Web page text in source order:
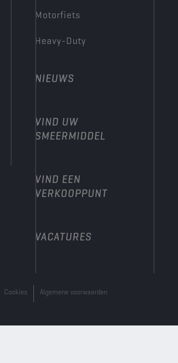
Motorfiets
Heavy-Duty
NIEUWS
VIND UW
SMEERMIDDEL
VIND EEN
VERKOOPPUNT
VACATURES
Cookies Algemene voorwaarden